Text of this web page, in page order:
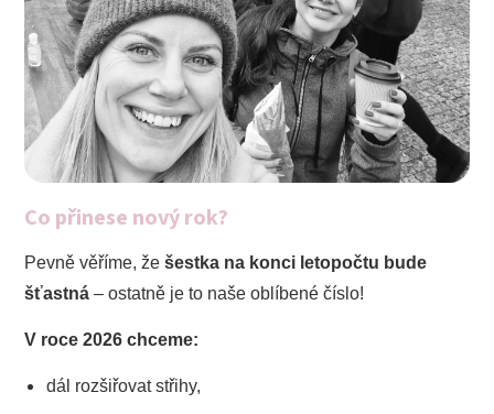
Co přinese nový rok?
Pevně věříme, že šestka na konci letopočtu bude
šťastná – ostatně je to naše oblíbené číslo!
V roce 2026 chceme:
dál rozšiřovat střihy,